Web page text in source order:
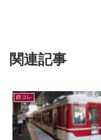
関連記事
鉄コレ